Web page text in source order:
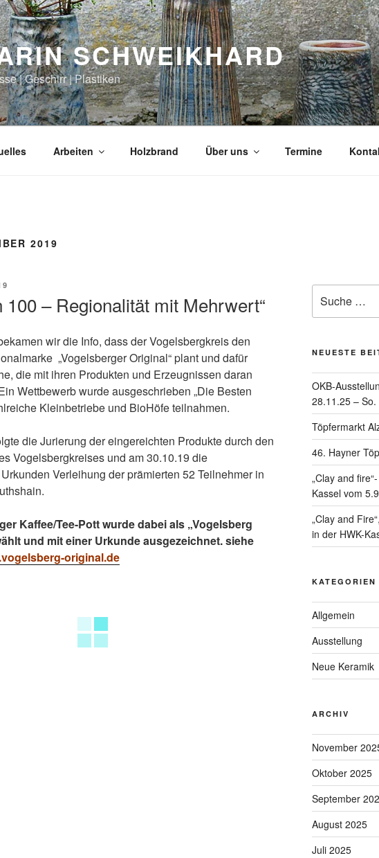
SCHWEIKHARD
| Geschirr | Plastiken
Arbeiten Holzbrand Über uns Termine
2019
100 – Regionalität mit Mehrwert“
wir die Info, dass der Vogelsbergkreis den
„Vogelsberger Original“ plant und dafür
die mit ihren Produkten und Erzeugnissen daran
Wettbewerb wurde ausgeschrieben „Die Besten
Kleinbetriebe und BioHöfe teilnahmen.
die Jurierung der eingereichten Produkte durch den
Vogelsbergkreises und am 30.10.19 die
Verleihung der prämierten 52 Teilnehmer in
Kaffee/Tee-Pott wurde dabei als „Vogelsberg
und mit einer Urkunde ausgezeichnet. siehe
original.de
nach:
NEUESTE
OKB-
28.11.25 –
Töpfermarkt
46. Hayner
„Clay and
Kassel vom
„Clay and
in der HWK-
KATEGORIEN
Allgemein
Ausstellung
Neue Keramik
ARCHIV
November
Oktober 2025
September
August 2025
Juli 2025